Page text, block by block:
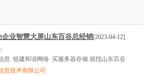
企业智慧大屏山东百谷总经销[2023-04-12]
息 组建和谐网络 买服务器存储 就找山东百谷
息技术有限公司